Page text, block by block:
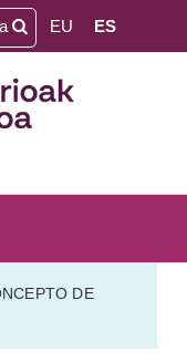
SALUD MENTAL | DISCAPACIDAD INTELECTUAL | NEURORREHABILITACIÓN Y DAÑO CEREBRAL | PERSONA MAYOR
EU ES
DE